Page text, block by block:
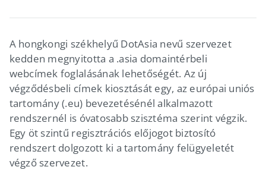
A hongkongi székhelyű DotAsia nevű szervezet
kedden megnyitotta a .asia domaintérbeli
webcímek foglalásának lehetőségét. Az új
végződésbeli címek kiosztását egy, az európai uniós
tartomány (.eu) bevezetésénél alkalmazott
rendszernél is óvatosabb szisztéma szerint végzik.
Egy öt szintű regisztrációs előjogot biztosító
rendszert dolgozott ki a tartomány felügyeletét
végző szervezet.